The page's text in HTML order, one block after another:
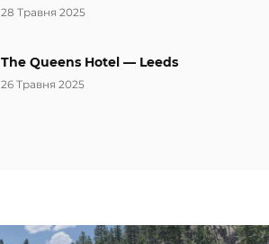
28 Травня 2025
The Queens Hotel — Leeds
26 Травня 2025